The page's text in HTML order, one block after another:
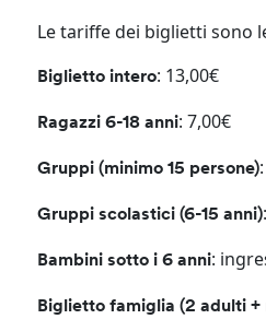
Le tariffe dei biglietti sono
Biglietto intero: 13,00€​
Ragazzi 6-18 anni: 7,00€​
Gruppi (minimo 15 persone)
Gruppi scolastici (6-15 anni)
Bambini sotto i 6 anni:
Biglietto famiglia (2 adulti